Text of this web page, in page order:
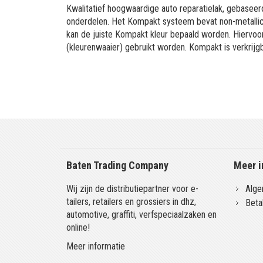
Kwalitatief hoogwaardige auto reparatielak,
onderdelen. Het Kompakt systeem bevat non-
kan de juiste Kompakt kleur bepaald worden.
(kleurenwaaier) gebruikt worden. Kompakt is
Baten Trading Company
Wij zijn de distributiepartner voor e-
tailers, retailers en grossiers in dhz,
automotive, graffiti, verfspeciaalzaken en
online!
Meer informatie
Meer